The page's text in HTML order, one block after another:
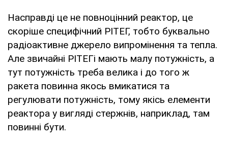
Насправді це не повноцінний реактор, це
скоріше специфічний РІТЕГ, тобто буквально
радіоактивне джерело випромінення та тепла.
Але звичайні РІТЕГі мають малу потужність, а
тут потужність треба велика і до того ж
ракета повинна якось вмикатися та
регулювати потужність, тому якісь елементи
реактора у вигляді стержнів, наприклад, там
повинні бути.